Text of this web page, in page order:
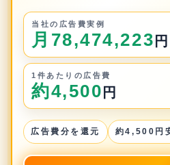
当社の広告費実例
月78,474,223 円
1件あたりの広告費
約4,500 円
広告費分を還元 約4,500円